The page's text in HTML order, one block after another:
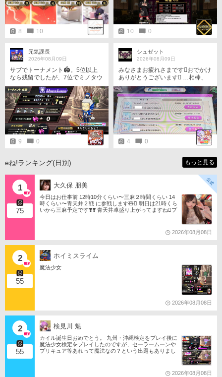
ます🍀 画像は昨日フレさんで集ま
った時のものです(⁠^⁠^⁠)✨️
8 10 10 0
元気課長
2026年08月09日
サブでトーナメント🏟️。5位以上
なら残留でしたが、7位でミノタウ
ロス組🐂に降格…。
9 0
シュゼット
2026年08月09日
みなさまお疲れさまです󾌾おでかけ
ありがとうございます󾍘 …相棒、
いまごろ何してるかな？さみしく
て泣いてないかな？… (※ココアは
夏休み中👥🫵🕵️‍♂️👥🐖) 本日は爆裂3麻
を18回、7-7-4。 今回は日曜の日
中ということで󾀀️󾟤途中休憩(※ポッ
プン)を挟みつつ、延長18回をなん
とか投げ抜いてきました🥵󾟑️ 今回
は3つの勝ち越し󾫴️ここまで4回し
か負けてない󾫴️ﾌﾌﾌ󾆭 はーっはっは
󾌺(こ、こわいよー󾆷) いいね…！面
白ぇじゃん󾭠この球…󾓶打てるもん
なら打ってみやがれぃ！󾟑️(ﾊﾞ､ﾊﾞｯﾁ
ｺｰｲ!です󾆷) ｶｷｰﾝ!(飛ばされちゃった
らね。仕方ないね(←言い訳) イベ
ント卓らしく打ったり打たれた
り…と、てんやわんやしてました
が、タテナオリ監督の的確な指示
(󾆷監督「見逃してください」「次
に賭けます」「落ちついて、よく
す󾟑️ 今回もいい感じに数本柵越え
したことで、 大会スコアも 553.0
になりました󾭞むんっ(󾆷監督「順調
ですよ」) ここが正念場、です
ね…！スコア更新を狙いすぎて大
振りになっちゃわないように、残
ろ…？しっかりと調整して、シー
ズン終盤までには帰ってくるんだ
ぞ…！待ってるからな、ココ
ア…！󾇐 (※ 󾟴󾆡‍♂️🕵️‍♂️󾆡‍♂️))) 👥🐖 ) 対
局ありがとうございました󾍓‍♂️
4 0
eね!ランキング(日別) もっと見る
1
75
大久保 朋美
今日はお仕事前 12時10分くらい〜三麻２時間くらい 14
時くらい〜青天井２戦 に参戦します🧸󾬏 明日は21時くら
いから三麻予定です❣️❣️ 青天井卓盛り上がってますね󾬌️プ
2026年08月08日
2
55
ホイミスライム
魔法少女
2026年08月08日
2
55
検見川 魁
カイル誕生日おめでとう。 九州・沖縄検定をプレイ後に
魔法少女検定をプレイしたのですが、セーラームーンや
プリキュア等あれって魔法なの？という出題もありまし
2026年08月08日